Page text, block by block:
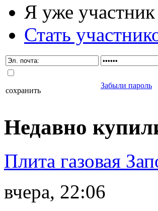
Я уже участник
Стать
сохранить
Забыли пароль
Недавно
Плита газовая
вчера, 22:06